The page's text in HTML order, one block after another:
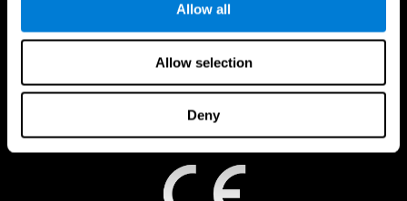
Allow all
Allow selection
Deny